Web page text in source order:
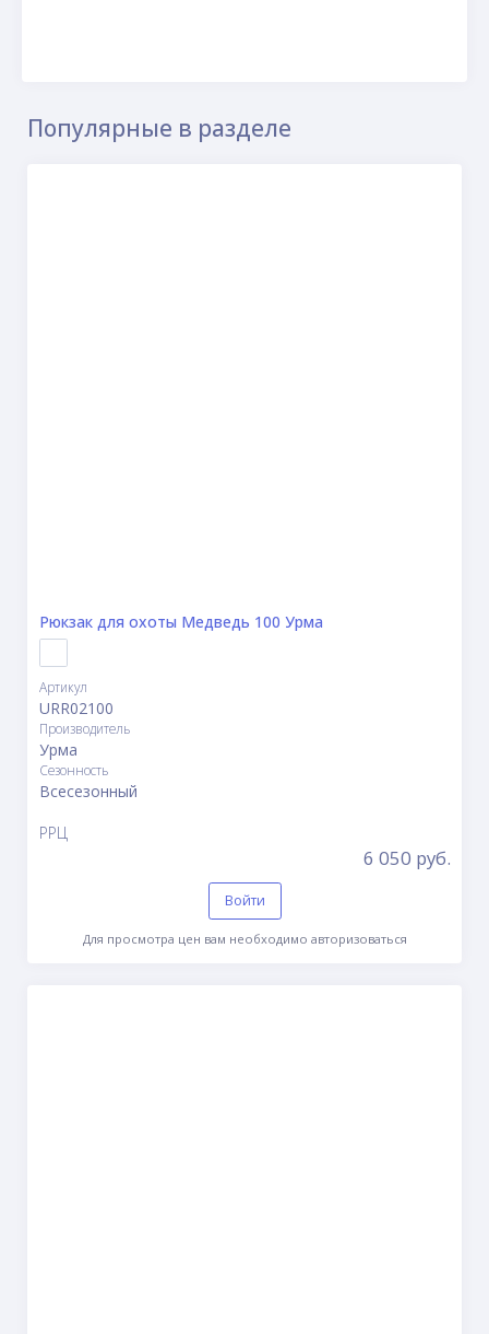
Популярные в разделе
Рюкзак для охоты Медведь 100 Урма
Артикул
URR02100
Производитель
Урма
Сезонность
Всесезонный
РРЦ
6 050 руб.
Войти
Для просмотра цен вам необходимо авторизоваться